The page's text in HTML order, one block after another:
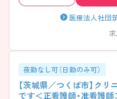
医療法人社団
夜勤なし可（日勤のみ可）
【茨城県／つくば市】ク
です＜正看護師・准看護師